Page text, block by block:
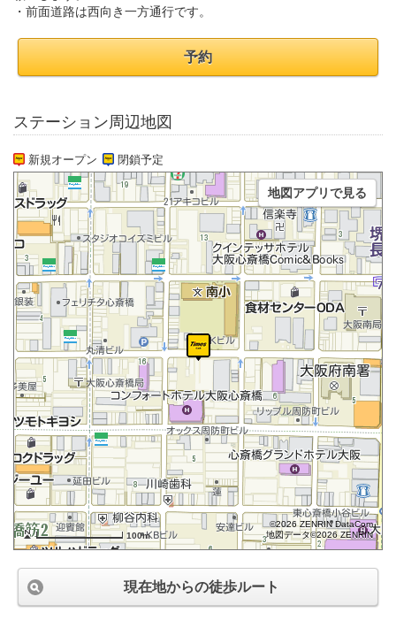
・前面道路は西向き一方通行です。
予約
ステーション周辺地図
新規オープン 閉鎖予定
100m
©2026 ZENRIN DataCom
地図データ©2026 ZENRIN
地図アプリで見る
現在地からの徒歩ルート